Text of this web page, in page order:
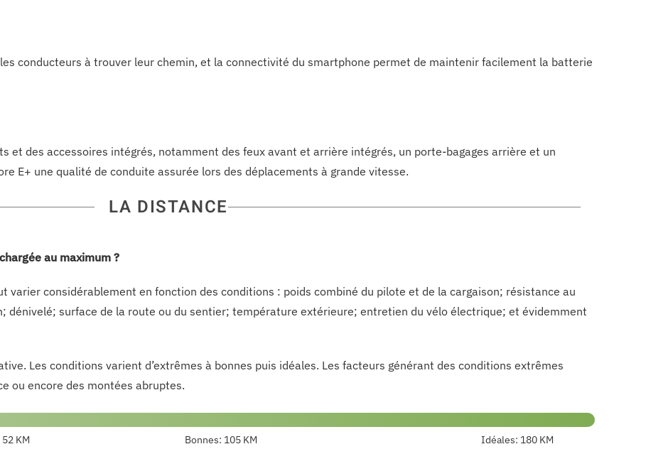
conducteurs à trouver leur chemin, et la connectivité du smartphone permet de maintenir facilement la batterie
et des accessoires intégrés, notamment des feux avant et arrière intégrés, un porte-bagages arrière et un
E+ une qualité de conduite assurée lors des déplacements à grande vitesse.
LA DISTANCE
au maximum ?
varier considérablement en fonction des conditions : poids combiné du pilote et de la cargaison; résistance au
dénivelé; surface de la route ou du sentier; température extérieure; entretien du vélo électrique; et évidemment
Les conditions varient d’extrêmes à bonnes puis idéales. Les facteurs générant des conditions extrêmes
ou encore des montées abruptes.
52 KM Bonnes: 105 KM Idéales: 180 KM